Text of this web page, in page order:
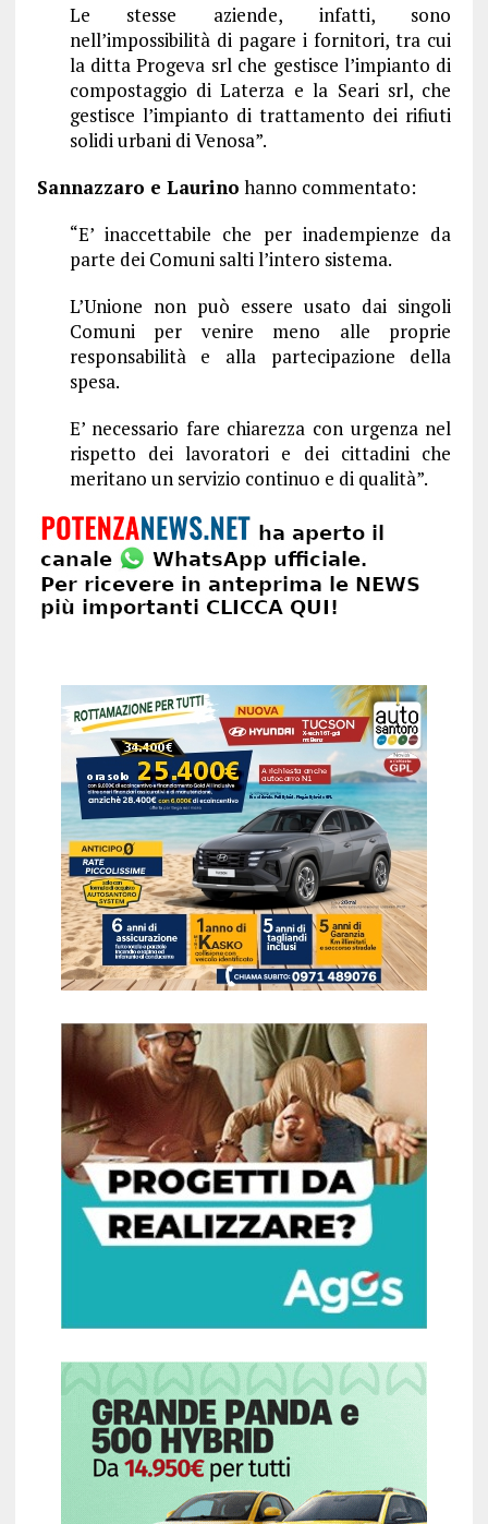
Le stesse aziende, infatti, sono
nell’impossibilità di pagare i fornitori, tra cui
la ditta Progeva srl che gestisce l’impianto di
compostaggio di Laterza e la Seari srl, che
gestisce l’impianto di trattamento dei rifiuti
solidi urbani di Venosa”.
Sannazzaro e Laurino hanno commentato:
“E’ inaccettabile che per inadempienze da
parte dei Comuni salti l’intero sistema.
L’Unione non può essere usato dai singoli
Comuni per venire meno alle proprie
responsabilità e alla partecipazione della
spesa.
E’ necessario fare chiarezza con urgenza nel
rispetto dei lavoratori e dei cittadini che
meritano un servizio continuo e di qualità”.